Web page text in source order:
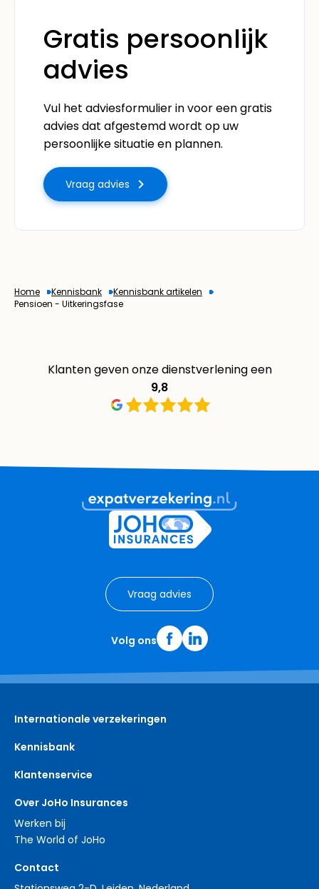
Gratis persoonlijk
advies
Vul het adviesformulier in voor een gratis
advies dat afgestemd wordt op uw
persoonlijke situatie en plannen.
Vraag advies
Home Kennisbank
Kennisbank artikelen
Pensioen - Uitkeringsfase
Klanten geven onze dienstverlening een
9,8
Vraag advies
Volg ons
Internationale verzekeringen
Kennisbank
Klantenservice
Over JoHo Insurances
Werken bij
The World of JoHo
Contact